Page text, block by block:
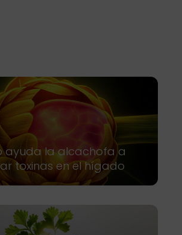
ayuda la alcachofa a
toxinas en el hígado